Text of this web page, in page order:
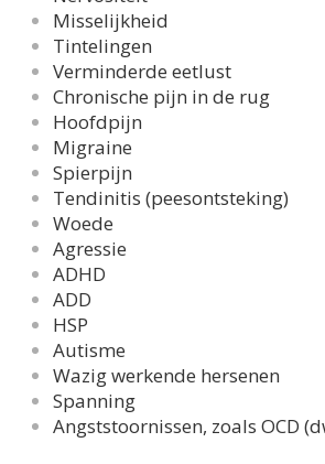
Misselijkheid
Tintelingen
Verminderde eetlust
Chronische pijn in de rug
Hoofdpijn
Migraine
Spierpijn
Tendinitis (peesontsteking)
Woede
Agressie
ADHD
ADD
HSP
Autisme
Wazig werkende hersenen
Spanning
Angststoornissen, zoals OCD